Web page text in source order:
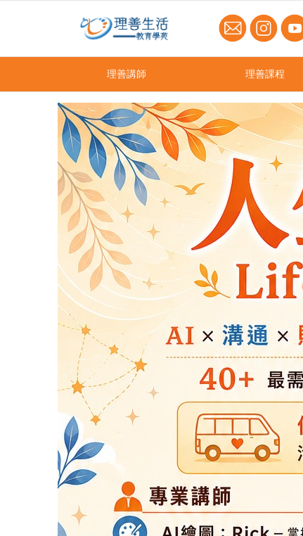
理善講師 理善課程